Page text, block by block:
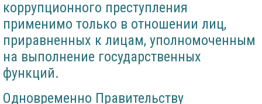
коррупционного преступления
применимо только в отношении лиц,
приравненных к лицам, уполномоченным
на выполнение государственных
функций.
Одновременно Правительству